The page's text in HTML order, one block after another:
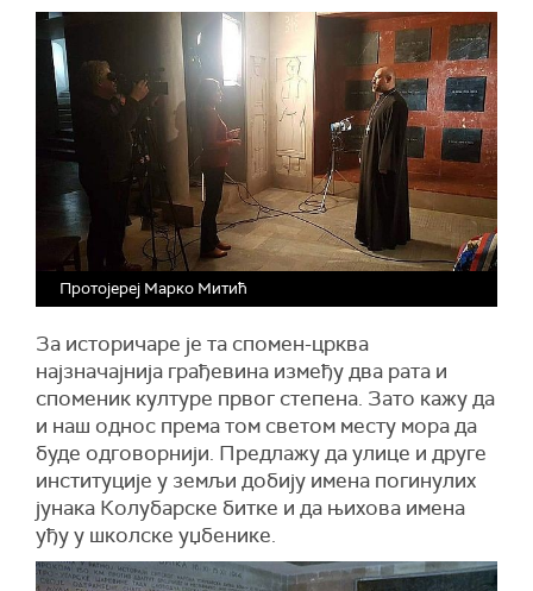
Протојереј Марко Митић
За историчаре је та спомен-црква
најзначајнија грађевина између два рата и
споменик културе првог степена. Зато кажу да
и наш однос према том светом месту мора да
буде одговорнији. Предлажу да улице и друге
институције у земљи добију имена погинулих
јунака Колубарске битке и да њихова имена
уђу у школске уџбенике.